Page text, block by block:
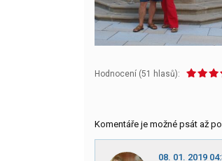
Hodnocení (51 hlasů):
Komentáře je možné psát až po
08. 01. 2019